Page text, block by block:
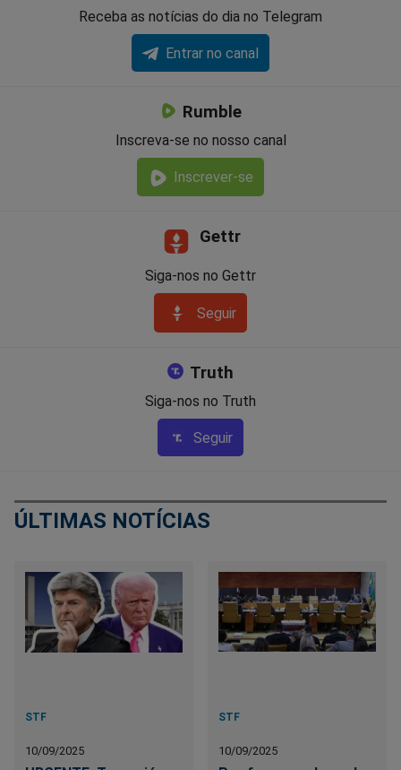
Receba as notícias do dia no Telegram
Entrar no canal
Rumble
Inscreva-se no nosso canal
Inscrever-se
Gettr
Siga-nos no Gettr
Seguir
Truth
Siga-nos no Truth
Seguir
ÚLTIMAS NOTÍCIAS
STF
10/09/2025
STF
10/09/2025